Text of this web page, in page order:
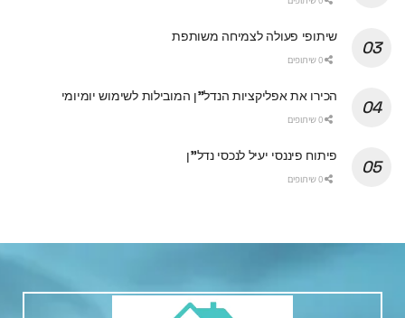
שיתופי פעולה לצמיחה משותפת
הכירו את אפליקציות הנדל"ן המובילות לשימוש יומיומי
פיתוח פיננסי יעיל לנכסי נדל"ן